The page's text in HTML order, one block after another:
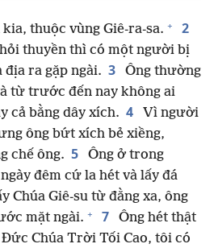
thuộc vùng Giê-ra-sa. + 2
thuyền thì có một người bị
ra gặp ngài. 3
Ông thường
từ trước đến nay không ai
cả bằng dây xích. 4
Vì người
ông bứt xích bẻ xiềng,
chế ông. 5
Ông ở trong
đêm cứ la hét và lấy đá
Chúa Giê-su từ đằng xa, ông
mặt ngài. + 7
Ông hét thật
Chúa Trời Tối Cao, tôi có